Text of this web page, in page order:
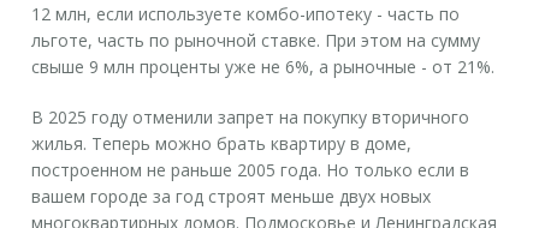
12 млн, если используетекомбо-ипотеку - часть по
льготе, часть по рыночной ставке. При этом на сумму
свыше 9 млн проценты уже не 6%, а рыночные - от 21%.
В 2025 году отменили запрет на покупку вторичного
жилья. Теперь можно брать квартиру в доме,
построенном не раньше 2005 года. Но только если в
вашем городе за год строят меньше двух новых
многоквартирных домов. Подмосковье и Ленинградская